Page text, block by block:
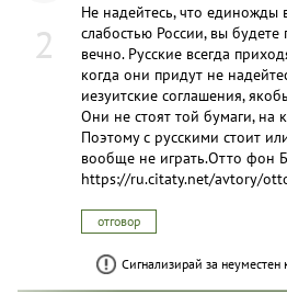
2
Не надейтесь, что единожды
слабостью России, вы
вечно. Русские всегда
когда они придут не
иезуитские соглашения,
Они не стоят той бумаги, на
Поэтому с русскими стоит
вообще не играть.Отто фон
https://ru.citaty.net/avtory/
отговор
Сигнализирай за неуместен